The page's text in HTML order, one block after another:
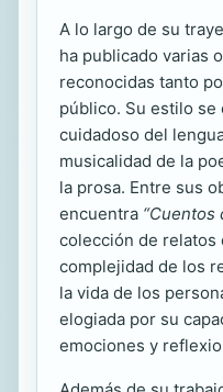
A lo largo de su
ha publicado varias
reconocidas tanto
público. Su estilo se
cuidadoso del
musicalidad de la
la prosa. Entre sus
encuentra “Cuentos
colección de relatos
complejidad de los
la vida de los
elogiada por su
emociones y